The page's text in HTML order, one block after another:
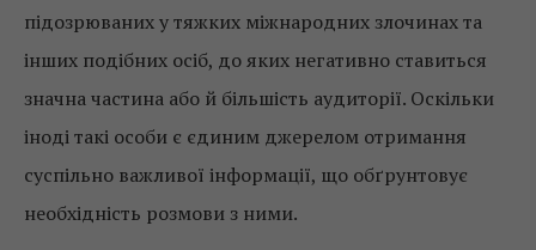
підозрюваних у тяжких міжнародних злочинах та
інших подібних осіб, до яких негативно ставиться
значна частина або й більшість аудиторії. Оскільки
іноді такі особи є єдиним джерелом отримання
суспільно важливої ​​інформації, що обґрунтовує
необхідність розмови з ними.